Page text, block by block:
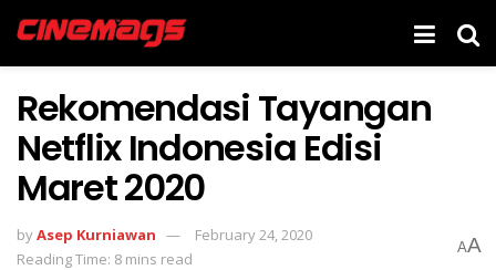
Rekomendasi Tayangan
Netflix Indonesia Edisi
Maret 2020
byAsep Kurniawan
February 24, 2020
Reading Time: 8 mins read
AA